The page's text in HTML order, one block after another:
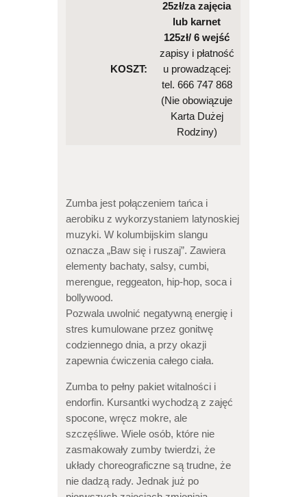
KOSZT:
25zł/za zajęcia
lub karnet
125zł/ 6 wejść
zapisy i płatność
u prowadzącej:
tel. 666 747 868
(Nie obowiązuje
Karta Dużej
Rodziny)
Zumba jest połączeniem tańca i
aerobiku z wykorzystaniem latynoskiej
muzyki. W kolumbijskim slangu
oznacza „Baw się i ruszaj”. Zawiera
elementy bachaty, salsy, cumbi,
merengue, reggeaton, hip-hop, soca i
bollywood.
Pozwala uwolnić negatywną energię i
stres kumulowane przez gonitwę
codziennego dnia, a przy okazji
zapewnia ćwiczenia całego ciała.
Zumba to pełny pakiet witalności i
endorfin. Kursantki wychodzą z zajęć
spocone, wręcz mokre, ale
szczęśliwe. Wiele osób, które nie
zasmakowały zumby twierdzi, że
układy choreograficzne są trudne, że
nie dadzą rady. Jednak już po